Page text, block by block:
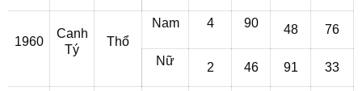
1960
Canh
Tý
Thổ
Nam 4 90 48 76
Nữ 2 46 91 33